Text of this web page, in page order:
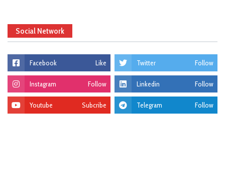
Social Network
Facebook Like Twitter Follow
Instagram Follow Linkedin Follow
Youtube Subcribe Telegram Follow